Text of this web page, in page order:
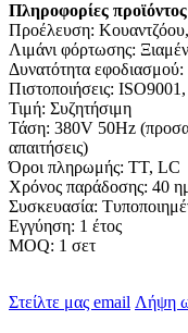
Πληροφορίες προϊόντος
Προέλευση:
Λιμάνι φόρτωσης: Ξιαμέν
Δυνατότητα
Πιστοποιήσεις:
Τιμή: Συζητήσιμη
Τάση: 380V 50Hz
απαιτήσεις)
Όροι πληρωμής: TT, LC
Χρόνος παράδοσης: 40
Συσκευασία:
Εγγύηση: 1 έτος
MOQ: 1 σετ
Στείλτε μας email Λήψη